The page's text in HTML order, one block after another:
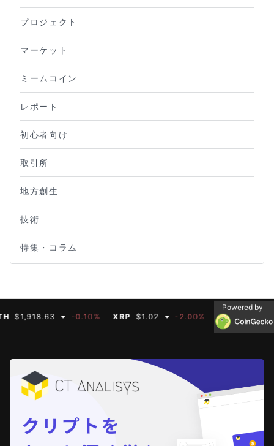
プロジェクト
マーケット
ミームコイン
レポート
初心者向け
取引所
地方創生
技術
特集・コラム
-0.10% XRP $1.02 -2.00% BNB $592.66
Powered by